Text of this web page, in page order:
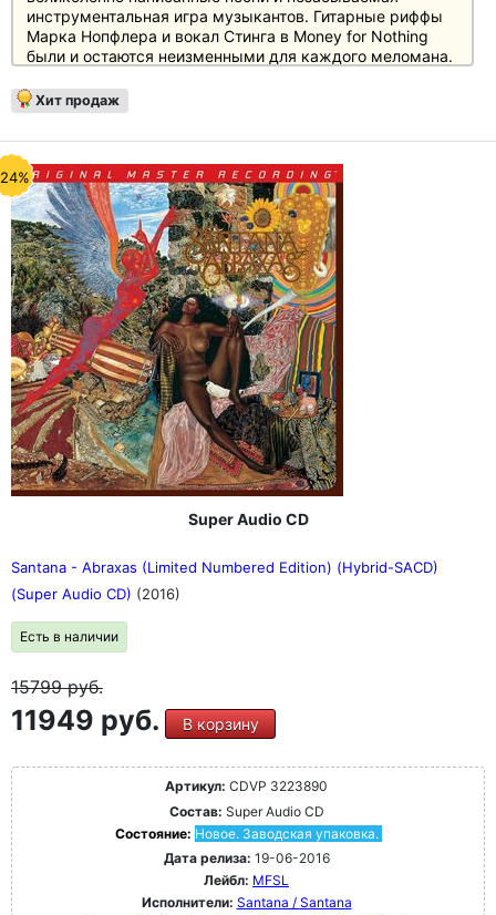
инструментальная игра музыкантов. Гитарные риффы
Марка Нопфлера и вокал Стинга в Money for Nothing
были и остаются неизменными для каждого меломана.
Rolling Stone Album Guide ****1 / 2: "Дело в том, что
"Brothers" - это исключение из звучания Dire Straits.
группу мультиплатиновым супер-актом"
C. Böhm в Audio 6 / 02: "С звуковой точки зрения,
"Brothers In Arms" - это шедевр и бесспорно лучший
выбор"
Хит продаж
Super Audio CD
Santana - Abraxas (Limited Numbered Edition) (Hybrid-SACD)
(Super Audio CD) (2016)
Есть в наличии
15799руб.
11949 руб. В корзину
Артикул: CDVP 3223890
Состав: Super Audio CD
Состояние: Новое. Заводская упаковка.
Дата релиза: 19-06-2016
Лейбл: MFSL
Исполнители: Santana / Santana